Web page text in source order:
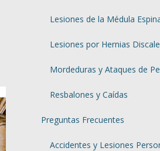
Lesiones de la Médula
Lesiones por Hernias
Mordeduras y Ataques de
Resbalones y Caídas
Preguntas Frecuentes
Accidentes y Lesiones